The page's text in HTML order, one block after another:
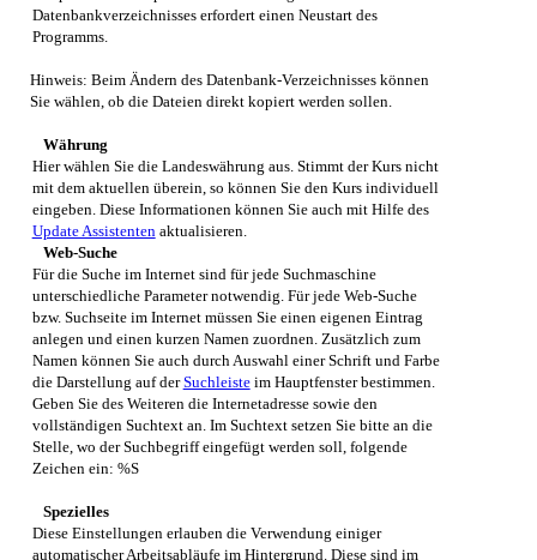
Datenbankverzeichnisses erfordert einen Neustart des
Programms.
Hinweis: Beim Ändern des Datenbank-Verzeichnisses können
Sie wählen, ob die Dateien direkt kopiert werden sollen.
Währung
Hier wählen Sie die Landeswährung aus. Stimmt der Kurs nicht
mit dem aktuellen überein, so können Sie den Kurs individuell
eingeben. Diese Informationen können Sie auch mit Hilfe des
Update Assistenten aktualisieren.
Web-Suche
Für die Suche im Internet sind für jede Suchmaschine
unterschiedliche Parameter notwendig. Für jede Web-Suche
bzw. Suchseite im Internet müssen Sie einen eigenen Eintrag
anlegen und einen kurzen Namen zuordnen. Zusätzlich zum
Namen können Sie auch durch Auswahl einer Schrift und Farbe
die Darstellung auf derSuchleisteim Hauptfenster bestimmen.
Geben Sie des Weiteren die Internetadresse sowie den
vollständigen Suchtext an. Im Suchtext setzen Sie bitte an die
Stelle, wo der Suchbegriff eingefügt werden soll, folgende
Zeichen ein: %S
Spezielles
Diese Einstellungen erlauben die Verwendung einiger
automatischer Arbeitsabläufe im Hintergrund. Diese sind im